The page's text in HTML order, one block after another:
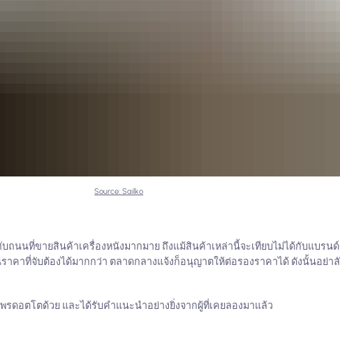
Source: Sailko
นนที่ขายสินค้าเครื่องหนังมากมาย ถึงแม้สินค้าเหล่านี้จะเทียบไม่ได้กับแบรน
าที่จับต้องได้มากกว่า ตลาดกลางแจ้งก็อนุญาตให้ต่อรองราคาได้ ดังนั้นอย่าลั
ดอตโตด้วย และได้รับคำแนะนำอย่างยิ่งจากผู้ที่เคยลองมาแล้ว